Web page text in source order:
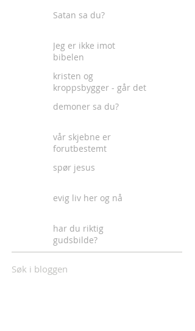
Søk i bloggen
Satan sa du?
Jeg er ikke imot
bibelen
kristen og
kroppsbygger - går det
demoner sa du?
vår skjebne er
forutbestemt
spør jesus
evig liv her og nå
har du riktig
gudsbilde?